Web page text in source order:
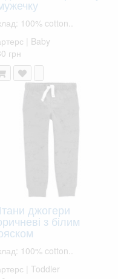
100% cotton..
| Baby
грн
джогери
з білим
100% cotton..
| Toddler